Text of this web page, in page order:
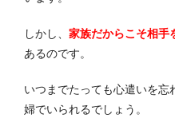
しかし、 家族だからこそ相手
あるのです。
いつまでたっても心遣いを忘
婦でいられるでしょう。